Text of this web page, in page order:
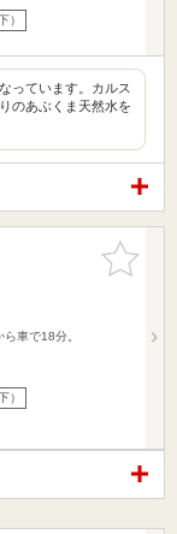
）
っています。カルス
のあぶくま天然水を
お気に入
りに追加
車で18分。
）